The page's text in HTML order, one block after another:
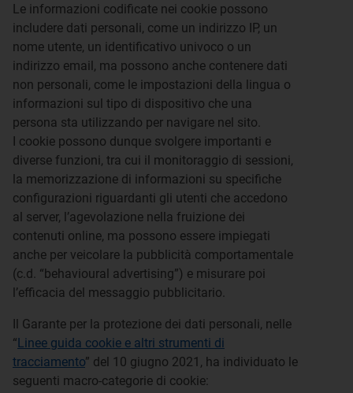
Le informazioni codificate nei cookie possono
includere dati personali, come un indirizzo IP, un
nome utente, un identificativo univoco o un
indirizzo email, ma possono anche contenere dati
non personali, come le impostazioni della lingua o
informazioni sul tipo di dispositivo che una
persona sta utilizzando per navigare nel sito.
I cookie possono dunque svolgere importanti e
diverse funzioni, tra cui il monitoraggio di sessioni,
la memorizzazione di informazioni su specifiche
configurazioni riguardanti gli utenti che accedono
al server, l’agevolazione nella fruizione dei
contenuti online, ma possono essere impiegati
anche per veicolare la pubblicità comportamentale
(c.d. “behavioural advertising”) e misurare poi
l’efficacia del messaggio pubblicitario.
Il Garante per la protezione dei dati personali, nelle
“Linee guida cookie e altri strumenti di
tracciamento” del 10 giugno 2021, ha individuato le
seguenti macro-categorie di cookie: